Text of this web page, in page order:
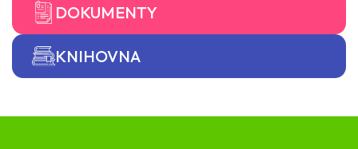
DOKUMENTY
KNIHOVNA